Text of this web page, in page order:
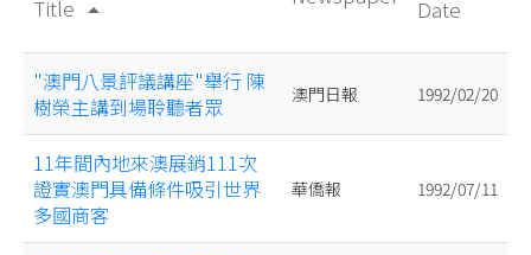
Title arrow_drop_up Date
"澳門八景評議講座"舉行 陳
樹榮主講到場聆聽者眾
澳門日報 1992/02/20
11年間內地來澳展銷111次
證實澳門具備條件吸引世界
多國商客
華僑報 1992/07/11